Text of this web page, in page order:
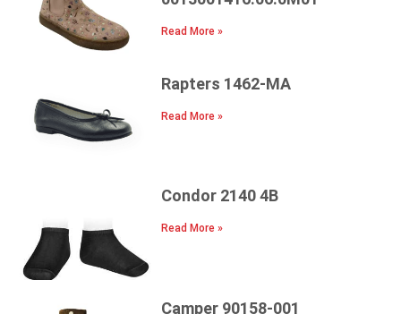
Read More »
Rapters 1462-MA
Read More »
Condor 2140 4B
Read More »
Camper 90158-001